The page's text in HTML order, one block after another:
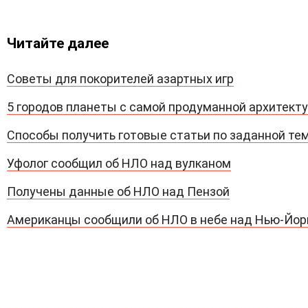
Читайте далее
Советы для покорителей азартных игр
5 городов планеты с самой продуманной
Способы получить готовые статьи по заданной
Уфолог сообщил об НЛО над вулканом
Получены данные об НЛО над Пензой
Американцы сообщили об НЛО в небе над Нью-